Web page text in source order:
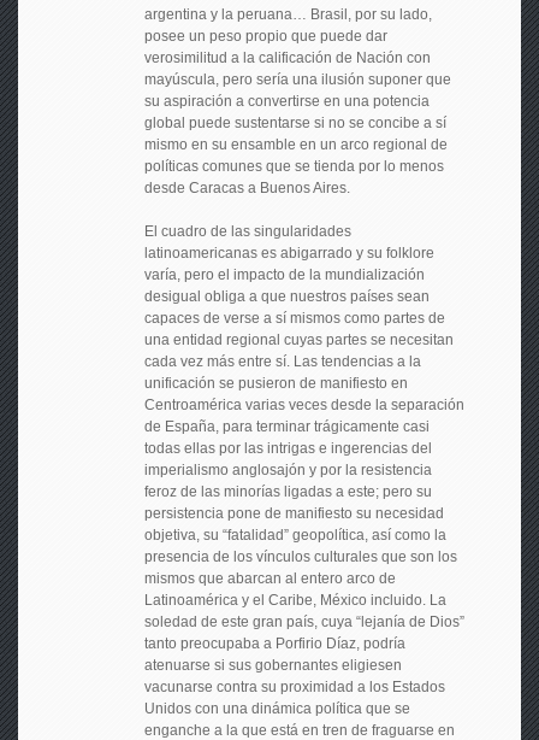
argentina y la peruana… Brasil, por su lado,
posee un peso propio que puede dar
verosimilitud a la calificación de Nación con
mayúscula, pero sería una ilusión suponer que
su aspiración a convertirse en una potencia
global puede sustentarse si no se concibe a sí
mismo en su ensamble en un arco regional de
políticas comunes que se tienda por lo menos
desde Caracas a Buenos Aires.
El cuadro de las singularidades
latinoamericanas es abigarrado y su folklore
varía, pero el impacto de la mundialización
desigual obliga a que nuestros países sean
capaces de verse a sí mismos como partes de
una entidad regional cuyas partes se necesitan
cada vez más entre sí. Las tendencias a la
unificación se pusieron de manifiesto en
Centroamérica varias veces desde la separación
de España, para terminar trágicamente casi
todas ellas por las intrigas e ingerencias del
imperialismo anglosajón y por la resistencia
feroz de las minorías ligadas a este; pero su
persistencia pone de manifiesto su necesidad
objetiva, su “fatalidad” geopolítica, así como la
presencia de los vínculos culturales que son los
mismos que abarcan al entero arco de
Latinoamérica y el Caribe, México incluido. La
soledad de este gran país, cuya “lejanía de Dios”
tanto preocupaba a Porfirio Díaz, podría
atenuarse si sus gobernantes eligiesen
vacunarse contra su proximidad a los Estados
Unidos con una dinámica política que se
enganche a la que está en tren de fraguarse en